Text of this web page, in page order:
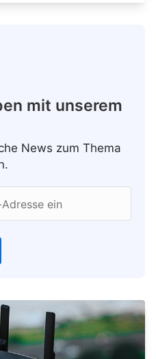
mit unserem
News zum Thema
ein